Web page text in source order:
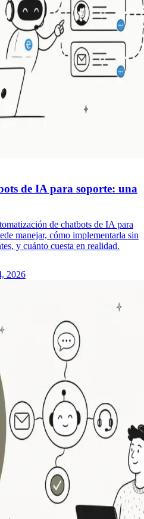
de IA para soporte: una
de chatbots de IA para
manejar, cómo implementarla sin
y cuánto cuesta en realidad.
2026